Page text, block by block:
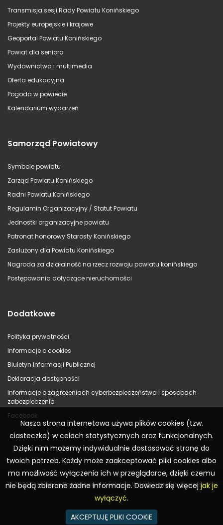
Transmisja sesji Rady Powiatu Konińskiego
Projekty europejskie i krajowe
Geoportal Powiatu Konińskiego
Powiat dla seniora
Wydawnictwa i multimedia
Oferta edukacyjna
Pogoda w powiecie
Kalendarium wydarzeń
Samorząd Powiatowy
Symbole powiatu
Zarząd Powiatu Konińskiego
Radni Powiatu Konińskiego
Regulamin Organizacyjny / Statut Powiatu
Jednostki organizacyjne powiatu
Patronat honorowy Starosty Konińskiego
Zasłużony dla Powiatu Konińskiego
Nagroda za działalność na rzecz rozwoju powiatu konińskiego
Postępowania dotyczące nieruchomości
Dodatkowe
Polityka prywatności
Informacje o cookies
Biuletyn Informacji Publicznej
Deklaracja dostępności
Informacje o zagrożeniach cyberbezpieczeństwa i sposobach
zabezpieczenia
Facebook
© 2023 Starostwo Powiatowe w Koninie – Wszelkie prawa zastrzeżone
Realizacja:WR Consulting
Nasza strona internetowa używa plików cookies (tzw.
ciasteczka) w celach statystycznych oraz funkcjonalnych.
Dzięki nim możemy indywidualnie dostosować stronę do
twoich potrzeb. Każdy może zaakceptować pliki cookies albo
ma możliwość wyłączenia ich w przeglądarce, dzięki czemu
nie będą zbierane żadne informacje. Dowiedz się więcejjak je
wyłączyć.
AKCEPTUJĘ PLIKI COOKIE